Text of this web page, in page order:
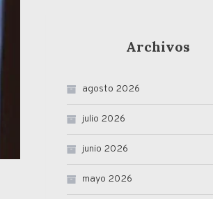
Archivos
agosto 2026
julio 2026
junio 2026
mayo 2026